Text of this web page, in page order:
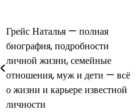
Навигация
по
записям
Грейс Наталья — полная
биография, подробности
личной жизни, семейные
отношения, муж и дети — всё
о жизни и карьере известной
личности